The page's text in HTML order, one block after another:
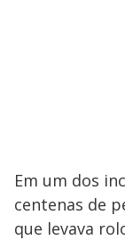
Em um dos
centenas de
que levava